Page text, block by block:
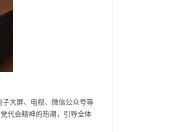
大屏、电视、微信公众号等
代会精神的热潮，引导全体